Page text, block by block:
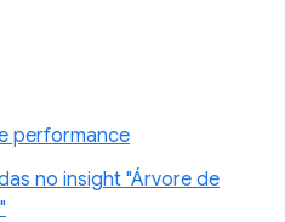
performance
no insight "Árvore de